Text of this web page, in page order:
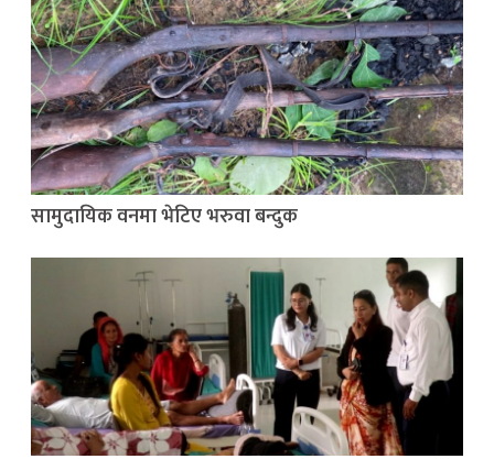
सामुदायिक वनमा भेटिए भरुवा बन्दुक